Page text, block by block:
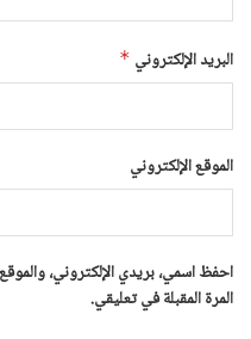
البريد الإلكتروني *
الموقع الإلكتروني
احفظ اسمي، بريدي الإلكتروني،
المرة المقبلة في تعليقي.